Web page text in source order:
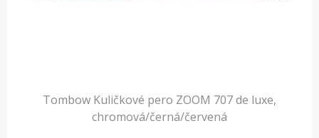
Tombow Kuličkové pero ZOOM 707 de luxe,
chromová/černá/červená